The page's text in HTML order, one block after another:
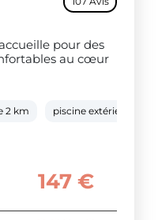
pour des
au cœur
2 km piscine extérieure
147 €